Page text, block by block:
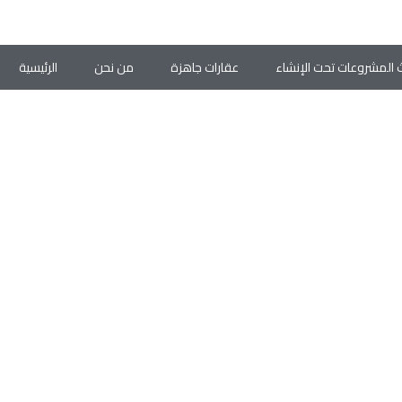
الرئيسية من نحن عقارات جاهزة المشروعات تحت الإنشاء